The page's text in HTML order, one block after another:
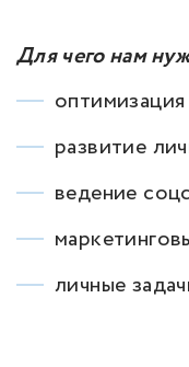
Для чего нам
развитие
ведение
личные